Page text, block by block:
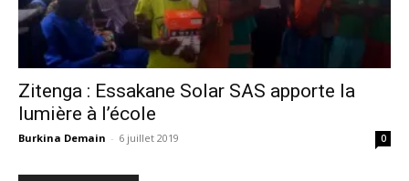
Zitenga : Essakane Solar SAS apporte la
lumière à l’école
Burkina Demain - 6 juillet 2019 0